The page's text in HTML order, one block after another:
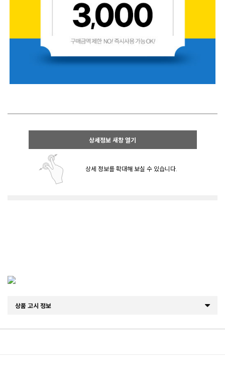
상세정보 새창 열기
상세 정보를 확대해 보실 수 있습니다.
상품 고시 정보